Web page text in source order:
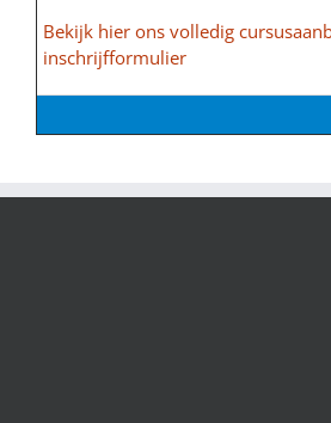
Bekijk hier ons volledig
inschrijfformulier